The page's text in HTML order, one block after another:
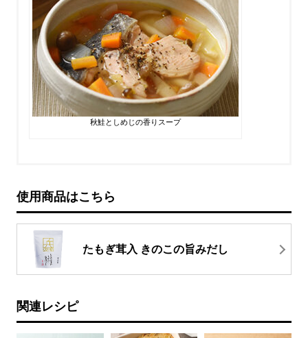
秋鮭としめじの香りスープ
使用商品はこちら
たもぎ茸入 きのこの旨みだし
関連レシピ